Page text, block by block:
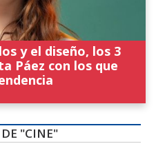
y el diseño, los 3
Páez con los que
"CINE"